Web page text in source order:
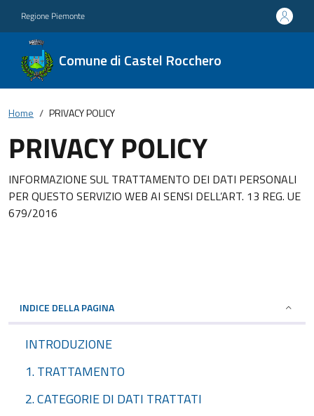
Regione Piemonte
Comune di Castel Rocchero
Home PRIVACY POLICY
PRIVACY POLICY
INFORMAZIONE SUL TRATTAMENTO DEI DATI PERSONALI
PER QUESTO SERVIZIO WEB AI SENSI DELL’ART. 13 REG. UE
679/2016
INDICE DELLA PAGINA
INTRODUZIONE
1. TRATTAMENTO
2. CATEGORIE DI DATI TRATTATI